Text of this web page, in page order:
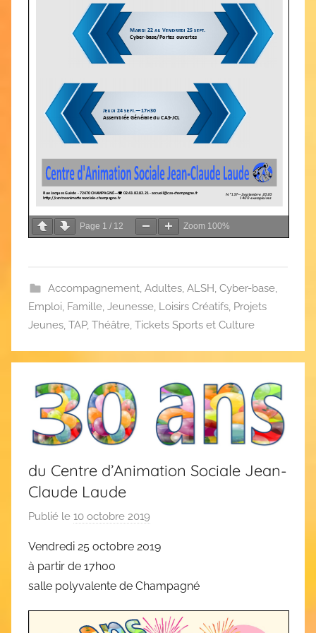
Page 1 / 12 Zoom 100%
Accompagnement, Adultes, ALSH, Cyber-base,
Emploi, Famille, Jeunesse, Loisirs Créatifs, Projets
Jeunes, TAP, Théâtre, Tickets Sports et Culture
du Centre d’Animation Sociale Jean-
Claude Laude
Publié le 10 octobre 2019
r
A
S
Vendredi 25 octobre 2019
à partir de 17h00
salle polyvalente de Champagné